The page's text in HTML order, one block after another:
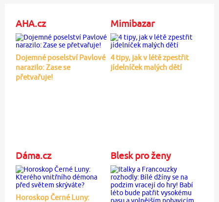
AHA.cz
Dojemné poselství Pavlové
narazilo: Zase se
přetvařuje!
Mimibazar
4 tipy, jak v létě zpestřit
jídelníček malých dětí
Dáma.cz
Horoskop Černé Luny:
Blesk pro ženy